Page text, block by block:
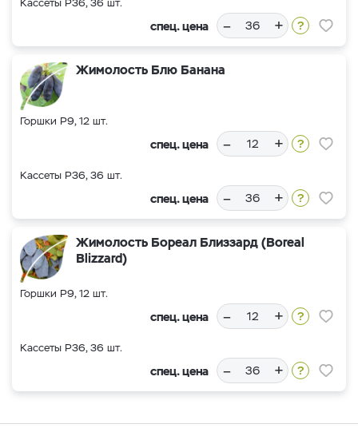
Кассеты Р36, 36 шт.
спец. цена – +
Жимолость Блю Банана
Горшки Р9, 12 шт.
спец. цена – +
Кассеты Р36, 36 шт.
спец. цена – +
Жимолость Бореал Близзард (Boreal
Blizzard)
Горшки Р9, 12 шт.
спец. цена – +
Кассеты Р36, 36 шт.
спец. цена – +